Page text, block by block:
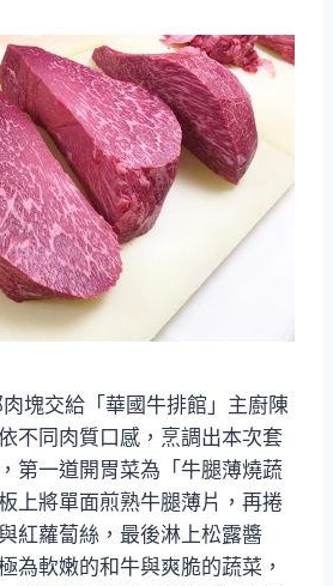
塊交給「華國牛排館」主廚陳
不同肉質口感，烹調出本次套
第一道開胃菜為「牛腿薄燒蔬
上將單面煎熟牛腿薄片，再捲
紅蘿蔔絲，最後淋上松露醬
為軟嫩的和牛與爽脆的蔬菜，